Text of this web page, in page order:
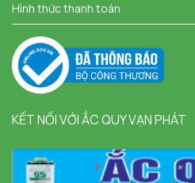
Hình thức thanh toán
KẾT NỐI VỚI ẮC QUY VẠN PHÁT